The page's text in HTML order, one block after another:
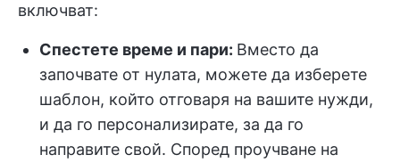
включват:
Спестете време и пари: Вместо да
започвате от нулата, можете да изберете
шаблон, който отговаря на вашите нужди,
и да го персонализирате, за да го
направите свой. Според проучване на